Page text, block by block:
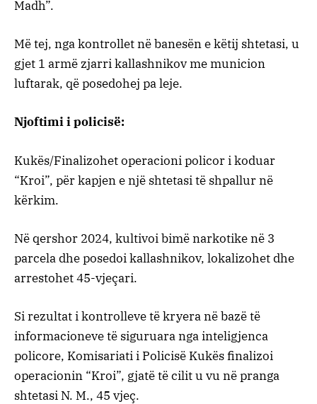
Madh”.
Më tej, nga kontrollet në banesën e këtij shtetasi, u
gjet 1 armë zjarri kallashnikov me municion
luftarak, që posedohej pa leje.
Njoftimi i policisë:
Kukës/Finalizohet operacioni policor i koduar
“Kroi”, për kapjen e një shtetasi të shpallur në
kërkim.
Në qershor 2024, kultivoi bimë narkotike në 3
parcela dhe posedoi kallashnikov, lokalizohet dhe
arrestohet 45-vjeçari.
Si rezultat i kontrolleve të kryera në bazë të
informacioneve të siguruara nga inteligjenca
policore, Komisariati i Policisë Kukës finalizoi
operacionin “Kroi”, gjatë të cilit u vu në pranga
shtetasi N. M., 45 vjeç.